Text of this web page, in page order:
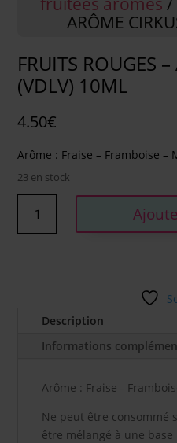
ARÔME
FRUITS ROUGES
(VDLV) 10ML
4.50€
Arôme : Fraise – Framboise –
23 en stock
FRUITS
(VDLV)
10ML
Description
Informations
Arôme : Fraise -
Ne peut être consommé
être mélangé à une base